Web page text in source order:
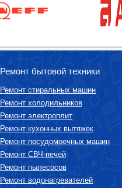
Ремонт бытовой техники
Ремонт стиральных машин
Ремонт холодильников
Ремонт электроплит
Ремонт кухонных вытяжек
Ремонт посудомоечных машин
Ремонт СВЧ-печей
Ремонт пылесосов
Ремонт водонагревателей